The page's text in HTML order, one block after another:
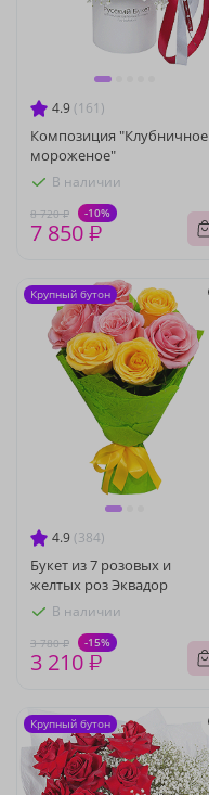
4.9 (161)
Композиция "Клубничное
мороженое"
В наличии
8 720 ₽ -10%
7 850 ₽
4.9 (384)
Букет из 7 розовых и
желтых роз Эквадор
В наличии
3 780 ₽ -15%
3 210 ₽
Крупный бутон
Крупный бутон